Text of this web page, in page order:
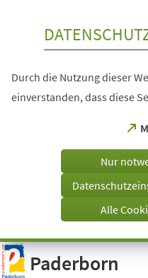
Visuelle
Assistenzsoftware
öffnen.
Durch die Nutzung dieser
einverstanden, dass diese
Tab)
Nur
Alle
Paderborn